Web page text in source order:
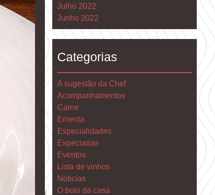
Julho 2022
Junho 2022
Categorias
A sugestão da Chef
Acompanhamentos
Carne
Ementa
Especialidades
Especiarias
Eventos
Lista de vinhos
Noticias
O bolo da casa